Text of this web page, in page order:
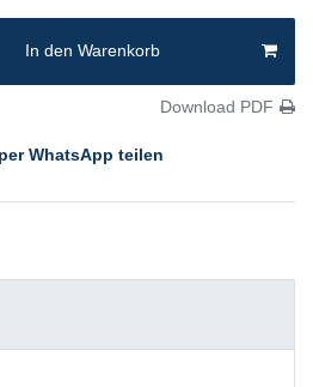
In den Warenkorb
Download PDF
per WhatsApp teilen